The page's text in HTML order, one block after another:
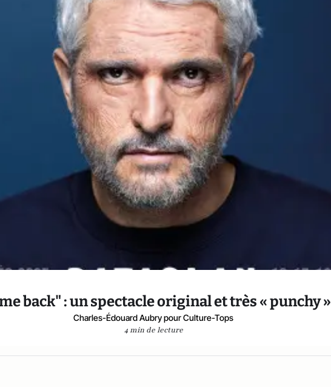
back" : un spectacle original et très « punchy »
Charles-Édouard Aubry pour Culture-Tops
4 min de lecture